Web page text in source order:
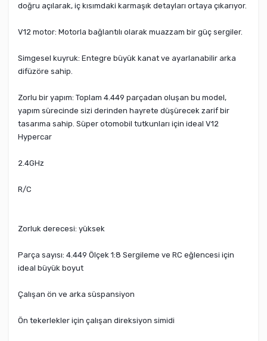
doğru açılarak, iç kısımdaki karmaşık detayları ortaya çıkarıyor.
V12 motor: Motorla bağlantılı olarak muazzam bir güç sergiler.
Simgesel kuyruk: Entegre büyük kanat ve ayarlanabilir arka
difüzöre sahip.
Zorlu bir yapım: Toplam 4.449 parçadan oluşan bu model,
yapım sürecinde sizi derinden hayrete düşürecek zarif bir
tasarıma sahip. Süper otomobil tutkunları için ideal V12
Hypercar
2.4GHz
R/C
Zorluk derecesi: yüksek
Parça sayısı: 4.449 Ölçek 1:8 Sergileme ve RC eğlencesi için
ideal büyük boyut
Çalışan ön ve arka süspansiyon
Ön tekerlekler için çalışan direksiyon simidi